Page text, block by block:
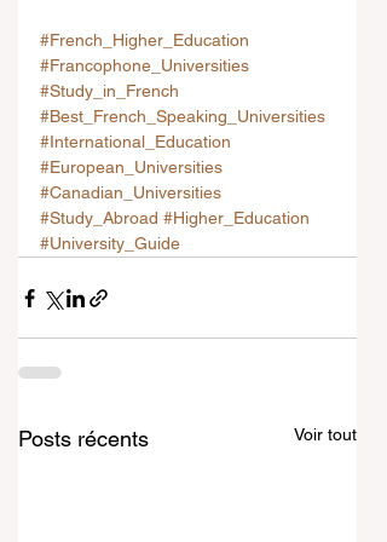
#French_Higher_Education
#Francophone_Universities
#Study_in_French
#Best_French_Speaking_Universities
#International_Education
#European_Universities
#Canadian_Universities
#Study_Abroad #Higher_Education
#University_Guide
Posts récents Voir tout